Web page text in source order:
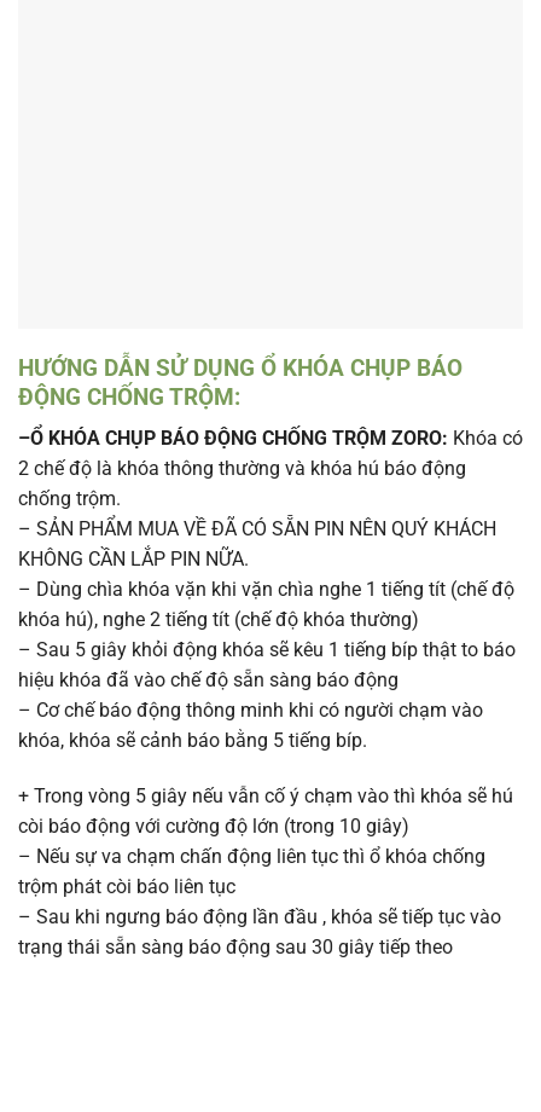
HƯỚNG DẪN SỬ DỤNG Ổ KHÓA CHỤP BÁO
ĐỘNG CHỐNG TRỘM:
–Ổ KHÓA CHỤP BÁO ĐỘNG CHỐNG TRỘM ZORO: Khóa có
2 chế độ là khóa thông thường và khóa hú báo động
chống trộm.
– SẢN PHẨM MUA VỀ ĐÃ CÓ SẴN PIN NÊN QUÝ KHÁCH
KHÔNG CẦN LẮP PIN NỮA.
– Dùng chìa khóa vặn khi vặn chìa nghe 1 tiếng tít (chế độ
khóa hú), nghe 2 tiếng tít (chế độ khóa thường)
– Sau 5 giây khỏi động khóa sẽ kêu 1 tiếng bíp thật to báo
hiệu khóa đã vào chế độ sẵn sàng báo động
– Cơ chế báo động thông minh khi có người chạm vào
khóa, khóa sẽ cảnh báo bằng 5 tiếng bíp.
+ Trong vòng 5 giây nếu vẫn cố ý chạm vào thì khóa sẽ hú
còi báo động với cường độ lớn (trong 10 giây)
– Nếu sự va chạm chấn động liên tục thì ổ khóa chống
trộm phát còi báo liên tục
– Sau khi ngưng báo động lần đầu , khóa sẽ tiếp tục vào
trạng thái sẵn sàng báo động sau 30 giây tiếp theo